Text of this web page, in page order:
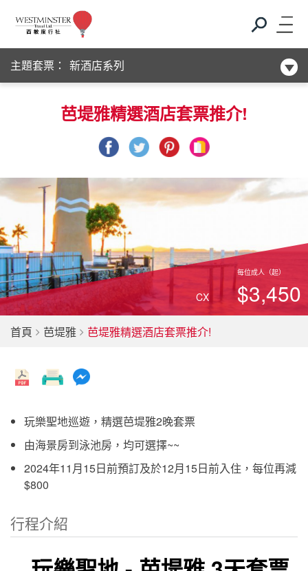
主題套票：
Club Med
新酒店系列
Club Med
新酒店系列
芭堤雅精選酒店套票推介!
CX
每位成人（起）
$3,450
首頁 芭堤雅 芭堤雅精選酒店套票推介!
玩樂聖地巡遊，精選芭堤雅2晚套票
由海景房到泳池房，均可選擇~~
2024年11月15日前預訂及於12月15日前入住，每位再減
$800
行程介紹